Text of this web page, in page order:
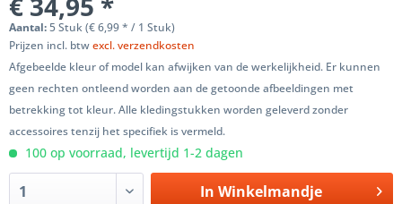
Aantal:5 Stuk (€ 6,99 * / 1 Stuk)
Prijzen incl. btwexcl. verzendkosten
Afgebeelde kleur of model kan afwijken van de werkelijkheid. Er kunnen
geen rechten ontleend worden aan de getoonde afbeeldingen met
betrekking tot kleur. Alle kledingstukken worden geleverd zonder
accessoires tenzij het specifiek is vermeld.
100 op voorraad, levertijd 1-2 dagen
In Winkelmandje